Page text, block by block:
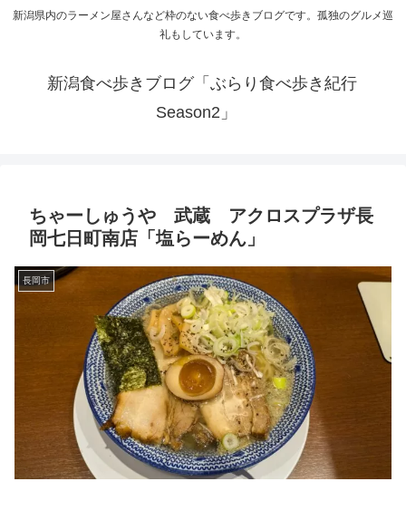
新潟県内のラーメン屋さんなど枠のない食べ歩きブログです。孤独のグルメ巡
礼もしています。
新潟食べ歩きブログ「ぶらり食べ歩き紀行
Season2」
ちゃーしゅうや 武蔵 アクロスプラザ長
岡七日町南店「塩らーめん」
長岡市